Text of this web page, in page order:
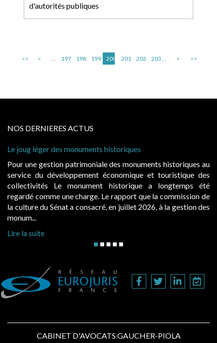
d'autorités publiques
<< < ... 197 198 199 200 201 202 203... > >>
NOS DERNIERES ACTUS
historiques au
et touristique des
a longtemps été
que la commission de
2026, à la gestion des
Cabines de plage : le juge admet des
Evocatrices des bains de mer, les
également un beau sujet domanial.
public, elles donnent lieu au
d’occupation. Saisies par des
CABINET D'AVOCATS GAUCHER-PIOLA